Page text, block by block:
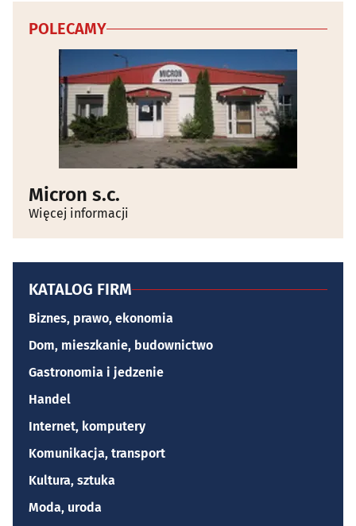
POLECAMY
Micron s.c.
Więcej informacji
KATALOG FIRM
Biznes, prawo, ekonomia
Dom, mieszkanie, budownictwo
Gastronomia i jedzenie
Handel
Internet, komputery
Komunikacja, transport
Kultura, sztuka
Moda, uroda